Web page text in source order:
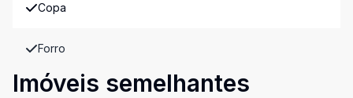
Copa
Forro
Imóveis semelhantes